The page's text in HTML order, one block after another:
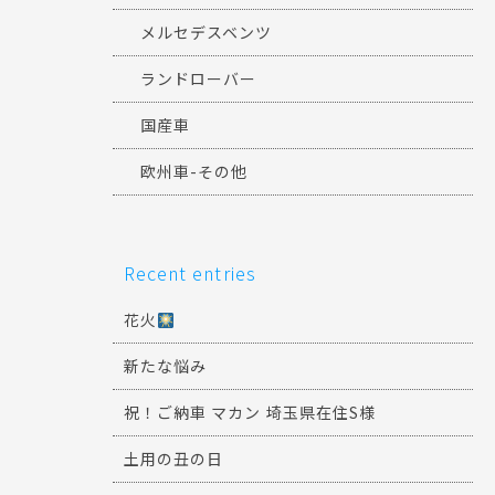
メルセデスベンツ
ランドローバー
国産車
欧州車-その他
Recent entries
花火
新たな悩み
祝！ご納車 マカン 埼玉県在住S様
土用の丑の日